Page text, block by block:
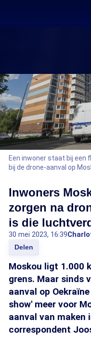
Een inwoner staat bij een
bij de drone-aanval op
Inwoners
zorgen na
is die
30 mei 2023, 16:39
Delen
Moskou ligt 1.000
grens. Maar sinds
aanval op
show' meer voor
aanval van maken
correspondent